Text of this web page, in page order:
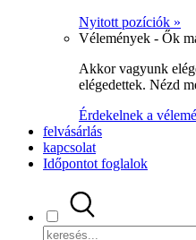
Nyitott pozíciók »
Vélemények - Ők
Akkor vagyunk
elégedettek. Nézd
Érdekelnek a
felvásárlás
kapcsolat
Időpontot foglalok